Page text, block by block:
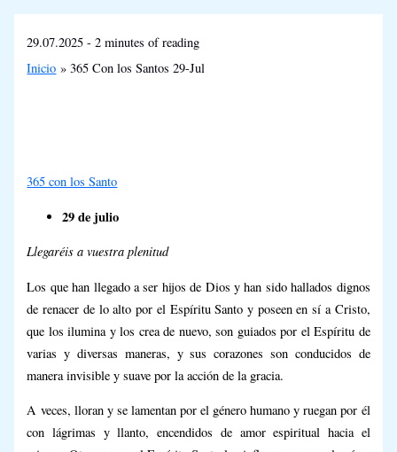
29.07.2025-2 minutes of reading
Inicio
365 Con los Santos 29-Jul
365 con los Santo
29 de julio
Llegaréis a vuestra plenitud
Los que han llegado a ser hijos de Dios y han sido hallados dignos
de renacer de lo alto por el Espíritu Santo y poseen en sí a Cristo,
que los ilumina y los crea de nuevo, son guiados por el Espíritu de
varias y diversas maneras, y sus corazones son conducidos de
manera invisible y suave por la acción de la gracia.
A veces, lloran y se lamentan por el género humano y ruegan por él
con lágrimas y llanto, encendidos de amor espiritual hacia el